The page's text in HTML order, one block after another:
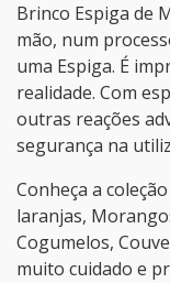
Brinco Espiga de
mão, num
uma Espiga. É
realidade. Com
outras reações
segurança na
Conheça a
laranjas,
Cogumelos,
muito cuidado e